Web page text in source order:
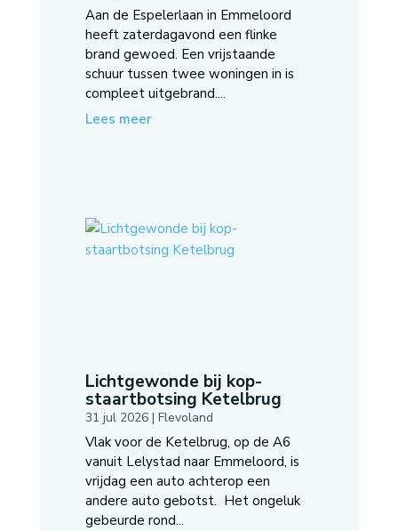
Aan de Espelerlaan in Emmeloord
heeft zaterdagavond een flinke
brand gewoed. Een vrijstaande
schuur tussen twee woningen in is
compleet uitgebrand....
Lees meer
Lichtgewonde bij kop-
staartbotsing Ketelbrug
31 jul 2026| Flevoland
Vlak voor de Ketelbrug, op de A6
vanuit Lelystad naar Emmeloord, is
vrijdag een auto achterop een
andere auto gebotst. Het ongeluk
gebeurde rond...